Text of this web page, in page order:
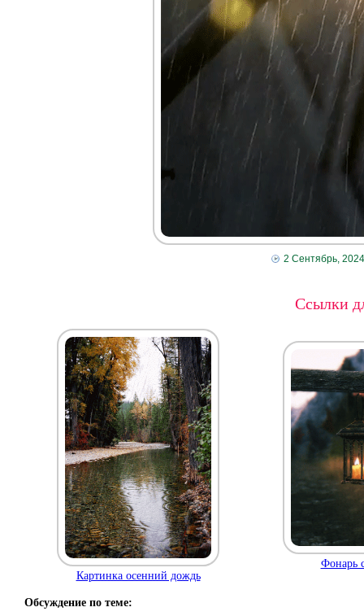
2 Сентябрь, 2024
Ссылки
Картинка осенний дождь
Фонарь
Обсуждение по теме: